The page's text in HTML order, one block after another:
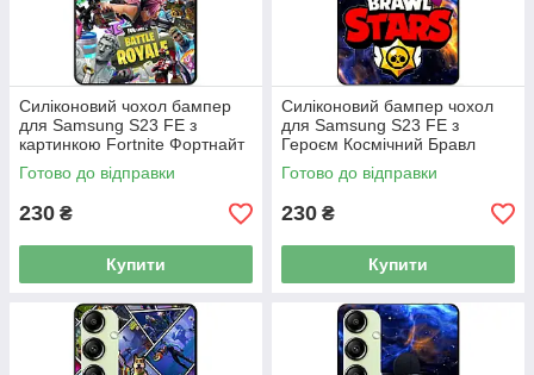
Силіконовий чохол бампер
для Samsung S23 FE з
картинкою Fortnite Фортнайт
Готово до відправки
230 ₴
Купити
Силіконовий бампер чохол
для Samsung S23 FE з
Героєм Космічний Бравл
Віруш Біт
Готово до відправки
230 ₴
Купити